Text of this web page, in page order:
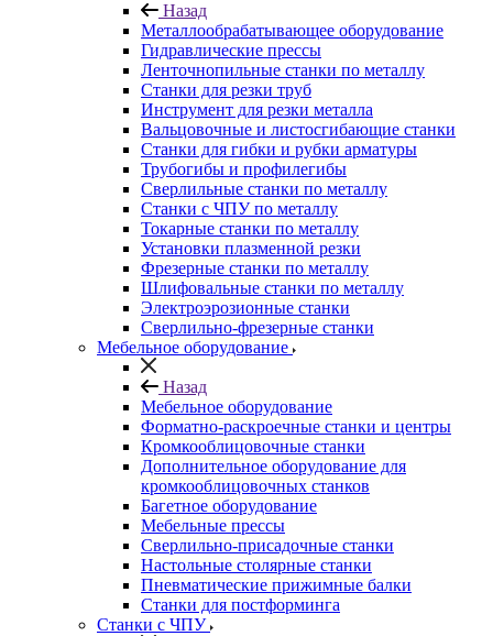
Назад
Металлообрабатывающее оборудование
Гидравлические прессы
Ленточнопильные станки по металлу
Станки для резки труб
Инструмент для резки металла
Вальцовочные и листосгибающие станки
Станки для гибки и рубки арматуры
Трубогибы и профилегибы
Сверлильные станки по металлу
Станки с ЧПУ по металлу
Токарные станки по металлу
Установки плазменной резки
Фрезерные станки по металлу
Шлифовальные станки по металлу
Электроэрозионные станки
Сверлильно-фрезерные станки
Мебельное оборудование
Назад
Мебельное оборудование
Форматно-раскроечные станки и центры
Кромкооблицовочные станки
Дополнительное оборудование для
кромкооблицовочных станков
Багетное оборудование
Мебельные прессы
Сверлильно-присадочные станки
Настольные столярные станки
Пневматические прижимные балки
Станки для постформинга
Станки с ЧПУ